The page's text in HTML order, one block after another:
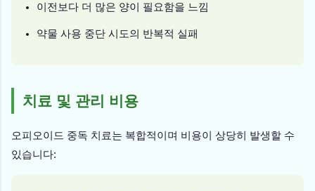
이전보다 더 많은 양이 필요함을 느낌
약물 사용 중단 시도의 반복적 실패
치료 및 관리 비용
오피오이드 중독 치료는 복합적이며 비용이 상당히 발생할 수
있습니다: